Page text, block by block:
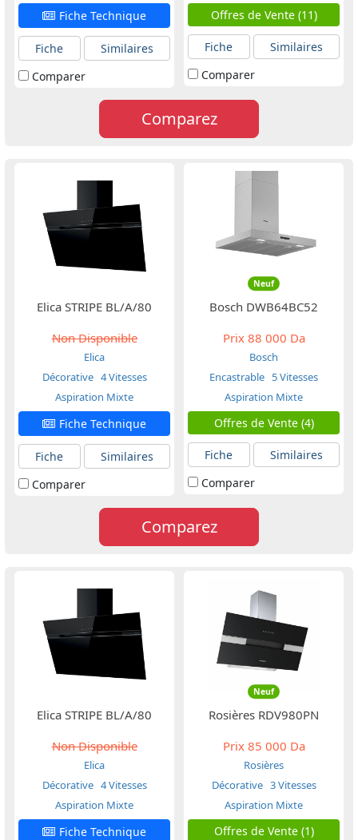
Fiche Technique
Fiche
Similaires
Comparer
Offres de Vente (11)
Fiche
Similaires
Comparer
Comparez
Elica STRIPE BL/A/80
Non Disponible
Elica
Décorative 4 Vitesses
Aspiration Mixte
Fiche Technique
Fiche
Similaires
Comparer
Neuf
Bosch DWB64BC52
Prix88 000 Da
Bosch
Encastrable 5 Vitesses
Aspiration Mixte
Offres de Vente (4)
Fiche
Similaires
Comparer
Comparez
Elica STRIPE BL/A/80
Non Disponible
Elica
Décorative 4 Vitesses
Aspiration Mixte
Fiche Technique
Neuf
Rosières RDV980PN
Prix85 000 Da
Rosières
Décorative 3 Vitesses
Aspiration Mixte
Offres de Vente (1)